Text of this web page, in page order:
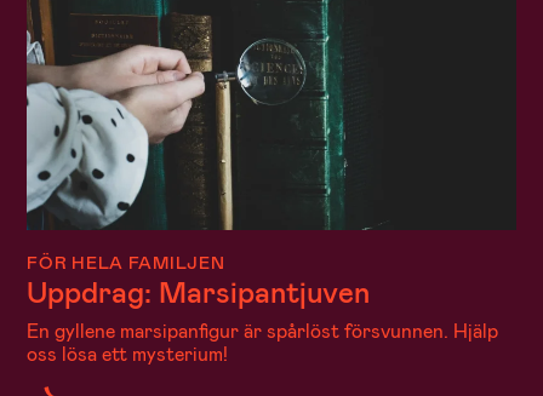
FÖR HELA FAMILJEN
Uppdrag: Marsipantjuven
En gyllene marsipanfigur är spårlöst försvunnen. Hjälp
oss lösa ett mysterium!